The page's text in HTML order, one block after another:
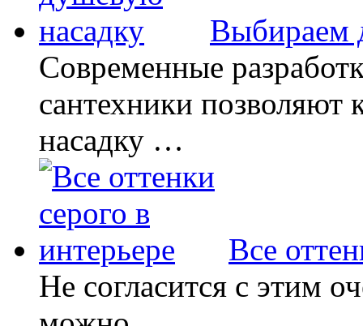
Выбираем
Современные
сантехники
насадку …
Все
Не согласится с этим